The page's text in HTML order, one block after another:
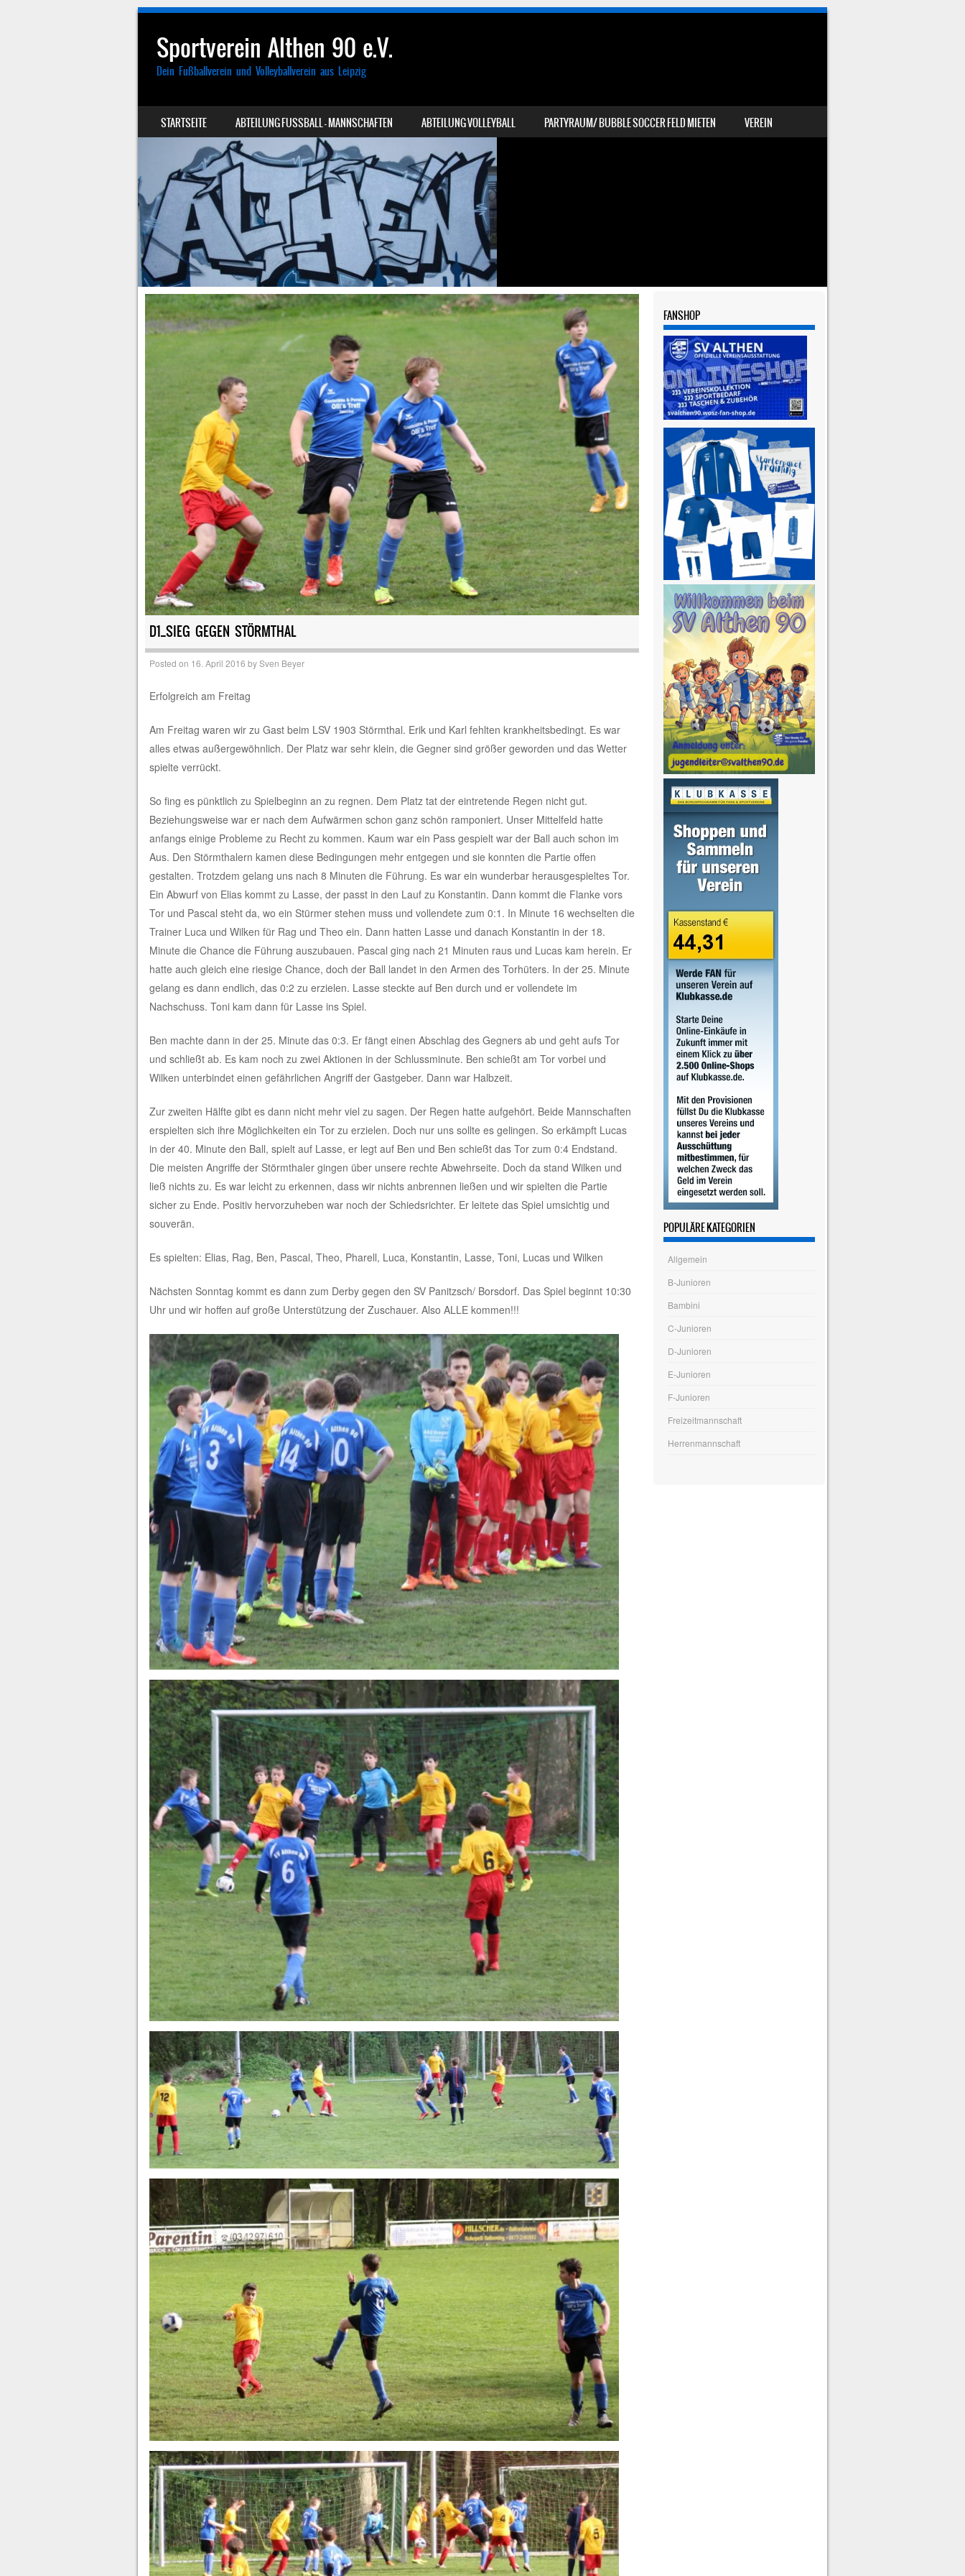
Sportverein Althen 90 e.V.
Dein Fußballverein und Volleyballverein aus Leipzig
MENU
SKIP TO CONTENT
STARTSEITE ABTEILUNG FUSSBALL – MANNSCHAFTEN ABTEILUNG VOLLEYBALL PARTYRAUM/ BUBBLE SOCCER FELD MIETEN VEREIN
D1_SIEG GEGEN STÖRMTHAL
Posted on 16. April 2016 bySven Beyer
Erfolgreich am Freitag
Am Freitag waren wir zu Gast beim LSV 1903 Störmthal. Erik und Karl fehlten krankheitsbedingt. Es war
alles etwas außergewöhnlich. Der Platz war sehr klein, die Gegner sind größer geworden und das Wetter
spielte verrückt.
So fing es pünktlich zu Spielbeginn an zu regnen. Dem Platz tat der eintretende Regen nicht gut.
Beziehungsweise war er nach dem Aufwärmen schon ganz schön ramponiert. Unser Mittelfeld hatte
anfangs einige Probleme zu Recht zu kommen. Kaum war ein Pass gespielt war der Ball auch schon im
Aus. Den Störmthalern kamen diese Bedingungen mehr entgegen und sie konnten die Partie offen
gestalten. Trotzdem gelang uns nach 8 Minuten die Führung. Es war ein wunderbar herausgespieltes Tor.
Ein Abwurf von Elias kommt zu Lasse, der passt in den Lauf zu Konstantin. Dann kommt die Flanke vors
Tor und Pascal steht da, wo ein Stürmer stehen muss und vollendete zum 0:1. In Minute 16 wechselten die
Trainer Luca und Wilken für Rag und Theo ein. Dann hatten Lasse und danach Konstantin in der 18.
Minute die Chance die Führung auszubauen. Pascal ging nach 21 Minuten raus und Lucas kam herein. Er
hatte auch gleich eine riesige Chance, doch der Ball landet in den Armen des Torhüters. In der 25. Minute
gelang es dann endlich, das 0:2 zu erzielen. Lasse steckte auf Ben durch und er vollendete im
Nachschuss. Toni kam dann für Lasse ins Spiel.
Ben machte dann in der 25. Minute das 0:3. Er fängt einen Abschlag des Gegners ab und geht aufs Tor
und schließt ab. Es kam noch zu zwei Aktionen in der Schlussminute. Ben schießt am Tor vorbei und
Wilken unterbindet einen gefährlichen Angriff der Gastgeber. Dann war Halbzeit.
Zur zweiten Hälfte gibt es dann nicht mehr viel zu sagen. Der Regen hatte aufgehört. Beide Mannschaften
erspielten sich ihre Möglichkeiten ein Tor zu erzielen. Doch nur uns sollte es gelingen. So erkämpft Lucas
in der 40. Minute den Ball, spielt auf Lasse, er legt auf Ben und Ben schießt das Tor zum 0:4 Endstand.
Die meisten Angriffe der Störmthaler gingen über unsere rechte Abwehrseite. Doch da stand Wilken und
ließ nichts zu. Es war leicht zu erkennen, dass wir nichts anbrennen ließen und wir spielten die Partie
sicher zu Ende. Positiv hervorzuheben war noch der Schiedsrichter. Er leitete das Spiel umsichtig und
souverän.
Es spielten: Elias, Rag, Ben, Pascal, Theo, Pharell, Luca, Konstantin, Lasse, Toni, Lucas und Wilken
Nächsten Sonntag kommt es dann zum Derby gegen den SV Panitzsch/ Borsdorf. Das Spiel beginnt 10:30
Uhr und wir hoffen auf große Unterstützung der Zuschauer. Also ALLE kommen!!!
FANSHOP
POPULÄRE KATEGORIEN
Allgemein
B-Junioren
Bambini
C-Junioren
D-Junioren
E-Junioren
F-Junioren
Freizeitmannschaft
Herrenmannschaft